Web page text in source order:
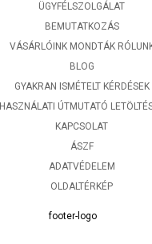
ÜGYFÉLSZOLGÁLAT
BEMUTATKOZÁS
VÁSÁRLÓINK MONDTÁK
BLOG
GYAKRAN ISMÉTELT KÉRDÉSEK
HASZNÁLATI ÚTMUTATÓ
KAPCSOLAT
ÁSZF
ADATVÉDELEM
OLDALTÉRKÉP